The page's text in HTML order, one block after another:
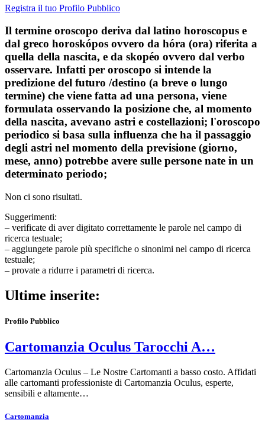
Registra il tuo Profilo Pubblico
Il termine oroscopo deriva dal latino horoscopus e
dal greco horoskópos ovvero da hóra (ora) riferita a
quella della nascita, e da skopéo ovvero dal verbo
osservare. Infatti per oroscopo si intende la
predizione del futuro /destino (a breve o lungo
termine) che viene fatta ad una persona, viene
formulata osservando la posizione che, al momento
della nascita, avevano astri e costellazioni; l'oroscopo
periodico si basa sulla influenza che ha il passaggio
degli astri nel momento della previsione (giorno,
mese, anno) potrebbe avere sulle persone nate in un
determinato periodo;
Non ci sono risultati.
Suggerimenti:
– verificate di aver digitato correttamente le parole nel campo di
ricerca testuale;
– aggiungete parole più specifiche o sinonimi nel campo di ricerca
testuale;
– provate a ridurre i parametri di ricerca.
Ultime inserite:
Profilo Pubblico
Cartomanzia Oculus Tarocchi A…
Cartomanzia Oculus – Le Nostre Cartomanti a basso costo. Affidati
alle cartomanti professioniste di Cartomanzia Oculus, esperte,
sensibili e altamente…
Cartomanzia